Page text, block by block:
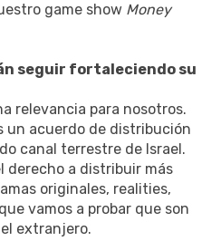
game show Money
seguir fortaleciendo su
relevancia para nosotros.
un acuerdo de distribución
canal terrestre de Israel.
derecho a distribuir más
originales, realities,
vamos a probar que son
extranjero.